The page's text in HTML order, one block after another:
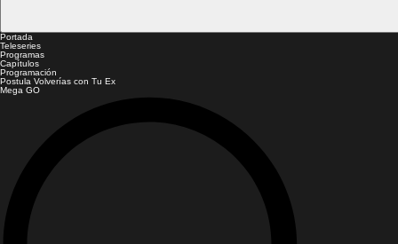
Portada
Teleseries
Programas
Capítulos
Programación
Postula Volverías con Tu Ex
Mega GO